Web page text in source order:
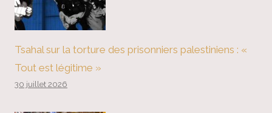
Tsahal sur la torture des prisonniers palestiniens : «
Tout est légitime »
30 juillet 2026